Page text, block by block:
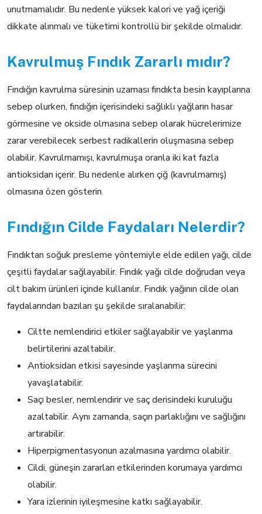
unutmamalıdır. Bu nedenle yüksek kalori ve yağ içeriği
dikkate alınmalı ve tüketimi kontrollü bir şekilde olmalıdır.
Kavrulmuş Fındık Zararlı mıdır?
Fındığın kavrulma süresinin uzaması fındıkta besin kayıplarına
sebep olurken, fındığın içerisindeki sağlıklı yağların hasar
görmesine ve okside olmasına sebep olarak hücrelerimize
zarar verebilecek serbest radikallerin oluşmasına sebep
olabilir. Kavrulmamışı, kavrulmuşa oranla iki kat fazla
antioksidan içerir. Bu nedenle alırken çiğ (kavrulmamış)
olmasına özen gösterin.
Fındığın Cilde Faydaları Nelerdir?
Fındıktan soğuk presleme yöntemiyle elde edilen yağı, cilde
çeşitli faydalar sağlayabilir. Fındık yağı cilde doğrudan veya
cilt bakım ürünleri içinde kullanılır. Fındık yağının cilde olan
faydalarından bazıları şu şekilde sıralanabilir:
Ciltte nemlendirici etkiler sağlayabilir ve yaşlanma
belirtilerini azaltabilir.
Antioksidan etkisi sayesinde yaşlanma sürecini
yavaşlatabilir.
Saçı besler, nemlendirir ve saç derisindeki kuruluğu
azaltabilir. Aynı zamanda, saçın parlaklığını ve sağlığını
artırabilir.
Hiperpigmentasyonun azalmasına yardımcı olabilir.
Cildi, güneşin zararları etkilerinden korumaya yardımcı
olabilir.
Yara izlerinin iyileşmesine katkı sağlayabilir.